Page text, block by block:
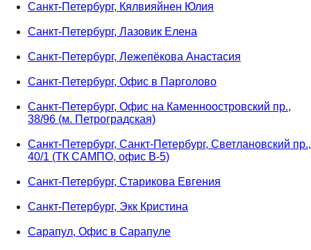
Санкт-Петербург, Кялвияйнен Юлия
Санкт-Петербург, Лазовик Елена
Санкт-Петербург, Лежепёкова Анастасия
Санкт-Петербург, Офис в Парголово
Санкт-Петербург, Офис на Каменноостровский пр.,
38/96 (м. Петроградская)
Санкт-Петербург, Санкт-Петербург, Светлановский пр.,
40/1 (ТК САМПО, офис В-5)
Санкт-Петербург, Старикова Евгения
Санкт-Петербург, Экк Кристина
Сарапул, Офис в Сарапуле